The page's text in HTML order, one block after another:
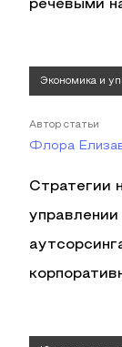
речевыми
Экономика и
Автор статьи
Флора
Стратегии